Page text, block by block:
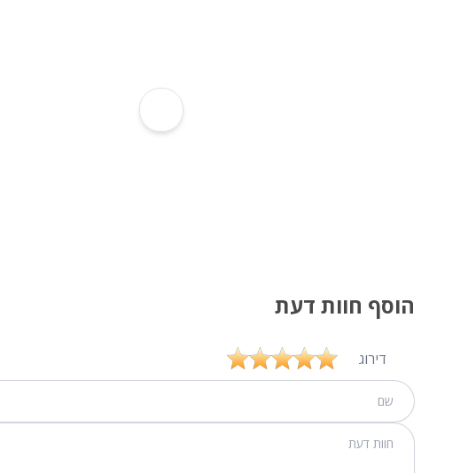
הוסף חוות דעת
דירוג